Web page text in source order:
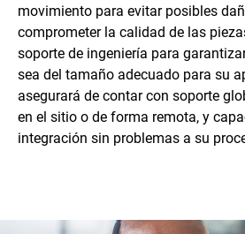
movimiento para evitar posibles
comprometer la calidad de las
soporte de ingeniería para
sea del tamaño adecuado para su
asegurará de contar con soporte
en el sitio o de forma remota, y
integración sin problemas a su